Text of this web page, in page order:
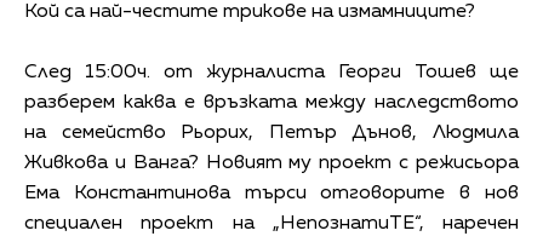
Кой са най-честите трикове на измамниците?
След 15:00ч. от журналиста Георги Тошев ще
разберем каква е връзката между наследството
на семейство Рьорих, Петър Дънов, Людмила
Живкова и Ванга? Новият му проект с режисьора
Ема Константинова търси отговорите в нов
специален проект на „НепознатиТЕ“, наречен